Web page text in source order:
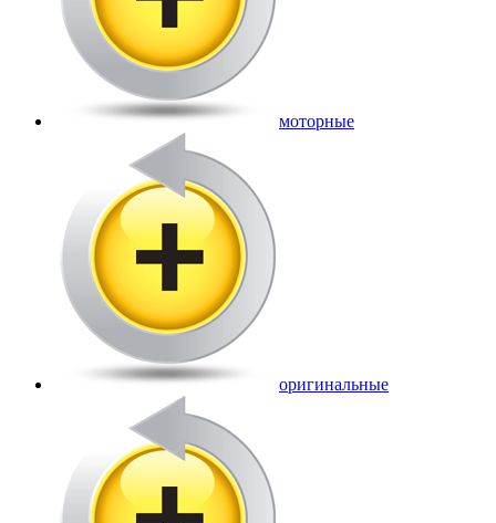
моторные
оригинальные